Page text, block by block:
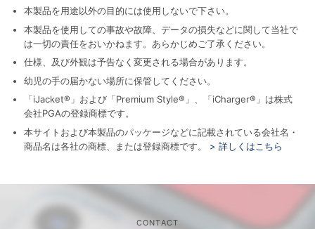
本製品を用途以外の目的には使用しないで下さい。
本製品を使用しての事故や故障、データの損失などに関して当社で
は一切の責任をおいかねます。あらかじめご了承ください。
仕様、及び外観は予告なく変更される場合があります。
幼児の手の届かない場所に保管してください。
「iJacket®」および「Premium Style®」、「iCharger®」は株式
会社PGAの登録商標です。
本サイトおよび本製品のパッケージなどに記載されている会社名・
商品名は各社の商標、または登録商標です。
> 詳しくはこちら
CONTACT